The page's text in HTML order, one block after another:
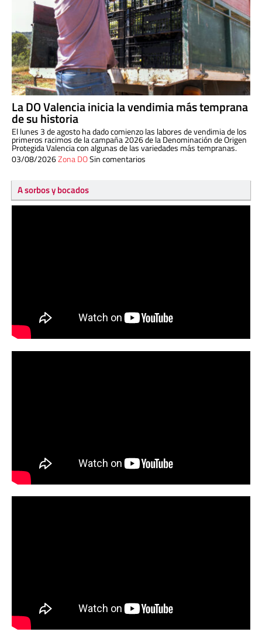
La DO Valencia inicia la vendimia más temprana
de su historia
El lunes 3 de agosto ha dado comienzo las labores de vendimia de los
primeros racimos de la campaña 2026 de la Denominación de Origen
Protegida Valencia con algunas de las variedades más tempranas.
03/08/2026Zona DOSin comentarios
A sorbos y bocados